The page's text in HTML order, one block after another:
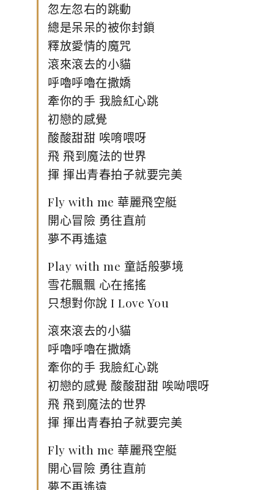
忽左忽右的跳動
總是呆呆的被你封鎖
釋放愛情的魔咒
滾來滾去的小貓
呼嚕呼嚕在撒嬌
牽你的手 我臉紅心跳
初戀的感覺
酸酸甜甜 唉唷喂呀
飛 飛到魔法的世界
揮 揮出青春拍子就要完美
Fly with me 華麗飛空艇
開心冒險 勇往直前
夢不再遙遠
Play with me 童話般夢境
雪花飄飄 心在搖搖
只想對你說 I Love You
滾來滾去的小貓
呼嚕呼嚕在撒嬌
牽你的手 我臉紅心跳
初戀的感覺 酸酸甜甜 唉呦喂呀
飛 飛到魔法的世界
揮 揮出青春拍子就要完美
Fly with me 華麗飛空艇
開心冒險 勇往直前
夢不再遙遠